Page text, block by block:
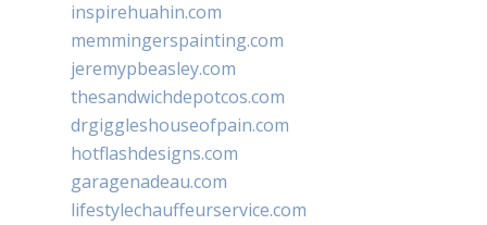
inspirehuahin.com
memmingerspainting.com
jeremypbeasley.com
thesandwichdepotcos.com
drgiggleshouseofpain.com
hotflashdesigns.com
garagenadeau.com
lifestylechauffeurservice.com